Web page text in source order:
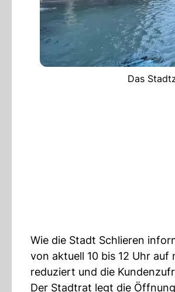
Das
Wie die Stadt Schlieren
von aktuell 10 bis 12 Uhr
reduziert und die
Der Stadtrat legt die